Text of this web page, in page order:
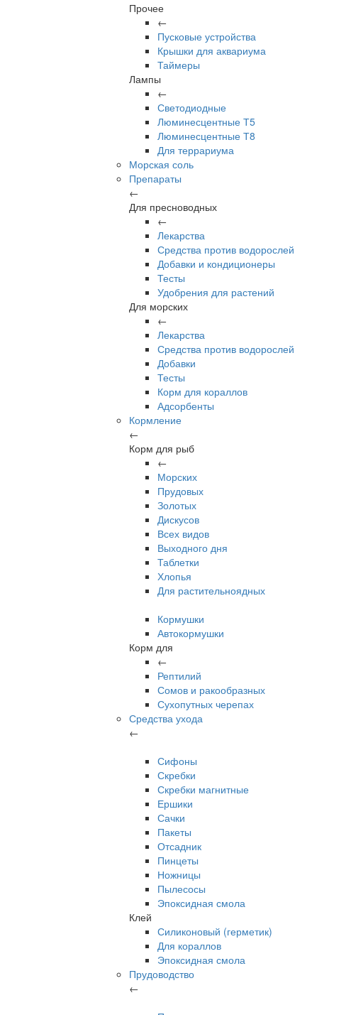
Прочее
←
Пусковые устройства
Крышки для аквариума
Таймеры
Лампы
←
Светодиодные
Люминесцентные Т5
Люминесцентные Т8
Для террариума
Морская соль
Препараты
←
Для пресноводных
←
Лекарства
Средства против водорослей
Добавки и кондиционеры
Тесты
Удобрения для растений
Для морских
←
Лекарства
Средства против водорослей
Добавки
Тесты
Корм для кораллов
Адсорбенты
Кормление
←
Корм для рыб
←
Морских
Прудовых
Золотых
Дискусов
Всех видов
Выходного дня
Таблетки
Хлопья
Для растительноядных
Кормушки
Автокормушки
Корм для
←
Рептилий
Сомов и ракообразных
Сухопутных черепах
Средства ухода
←
Сифоны
Скребки
Скребки магнитные
Ершики
Сачки
Пакеты
Отсадник
Пинцеты
Ножницы
Пылесосы
Эпоксидная смола
Клей
Силиконовый (герметик)
Для кораллов
Эпоксидная смола
Прудоводство
←